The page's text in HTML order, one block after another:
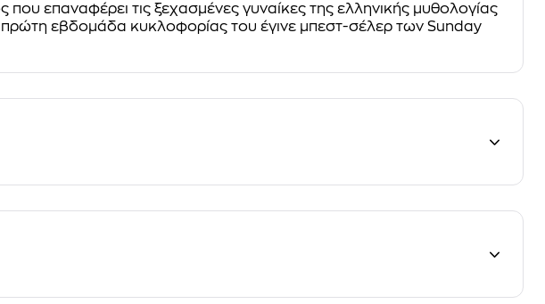
επαναφέρει τις ξεχασμένες γυναίκες της ελληνικής μυθολογίας
εβδομάδα κυκλοφορίας του έγινε μπεστ-σέλερ των Sunday